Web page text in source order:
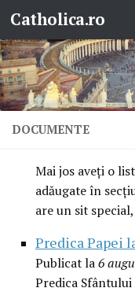
Skip to content
Catholica.ro
DOCUMENTE
Mai jos aveţi o
adăugate în
are un sit
Predica Papei
Publicat la6
Predica